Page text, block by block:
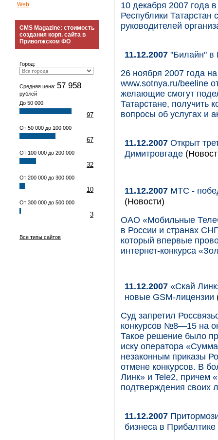
Web
CMS Magazine: стоимость
создания корп. сайта в
Приволжском ФО
Город:
Средняя цена: 57 958
рублей
До 50 000
97
От 50 000 до 100 000
67
От 100 000 до 200 000
32
От 200 000 до 300 000
10
От 300 000 до 500 000
3
Все типы сайтов
10 декабря 2007 года
Республики
руководителей
11.12.2007 "Билайн" в
26 ноября 2007 года
www.sotnya.ru/beeline
желающие смогут
Татарстане, получить
вопросы об услугах и
11.12.2007 Открыт
Димитровгаде
11.12.2007 МТС -
(Новости)
ОАО «Мобильные
в России и странах
который впервые
интернет-конкурса
11.12.2007 «Скай
новые GSM-лицензии
Суд запретил
конкурсов №8—15 на
Такое решение было
иску оператора
незаконным приказы
отмене конкурсов. В
Линк» и Tele2, причем
подтверждения своих
11.12.2007
бизнеса в Прибалтике